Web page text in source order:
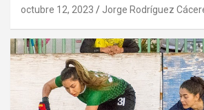
octubre 12, 2023 Jorge Rodríguez